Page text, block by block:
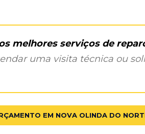
melhores serviços de
uma visita técnica ou
EM NOVA OLINDA DO